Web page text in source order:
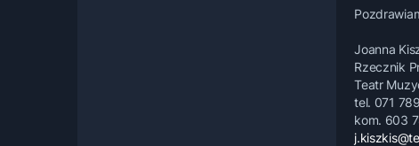
Joanna
Rzecznik
Teatr
tel. 071
kom. 603